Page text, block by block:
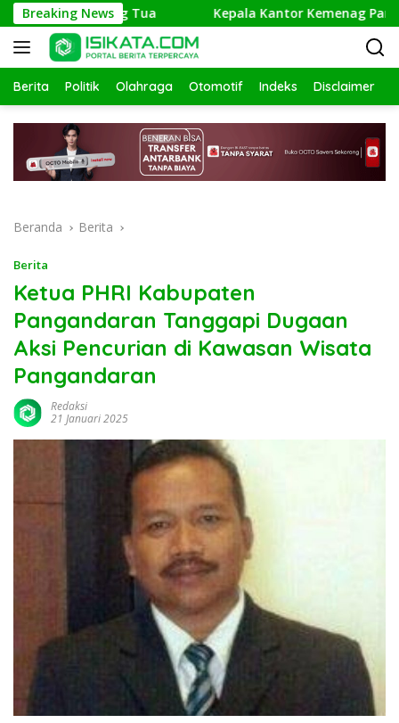
Langsung
ke
konten
Breaking News
Orang Tua Kepala Kantor Kemenag
Berita Politik Olahraga Otomotif Indeks Disclaimer
Beranda Berita
Berita
Ketua PHRI Kabupaten
Pangandaran Tanggapi Dugaan
Aksi Pencurian di Kawasan Wisata
Pangandaran
Redaksi
21 Januari 2025